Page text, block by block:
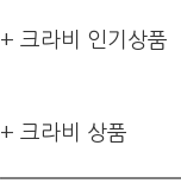
+ 크라비 인기상품
+ 크라비 상품